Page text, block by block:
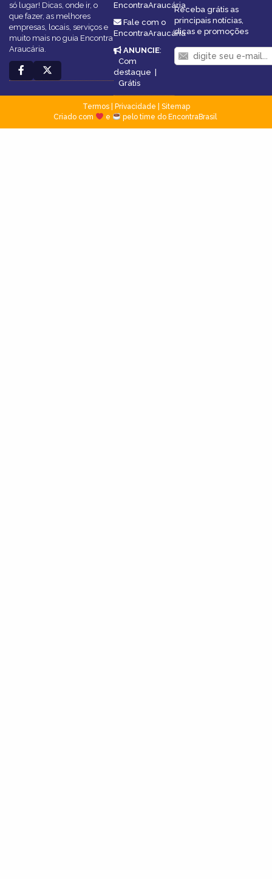
só lugar! Dicas, onde ir, o
que fazer, as melhores
empresas, locais, serviços e
muito mais no guia Encontra
Araucária.
EncontraAraucária
Fale com o
EncontraAraucária
ANUNCIE:
Com
destaque
Grátis
Receba grátis as
principais notícias,
dicas e promoções
Termos| Privacidade
Sitemap
Criado com
e pelo time do EncontraBrasil